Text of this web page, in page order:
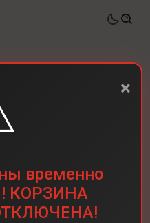
×
временно
КОРЗИНА